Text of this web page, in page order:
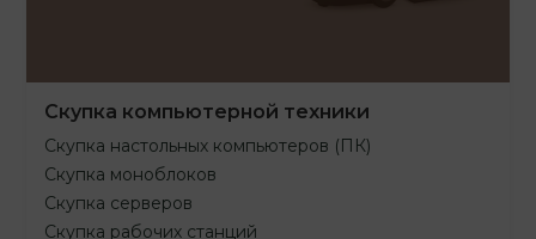
Скупка компьютерной техники
Скупка настольных компьютеров (ПК)
Скупка моноблоков
Скупка серверов
Скупка рабочих станций